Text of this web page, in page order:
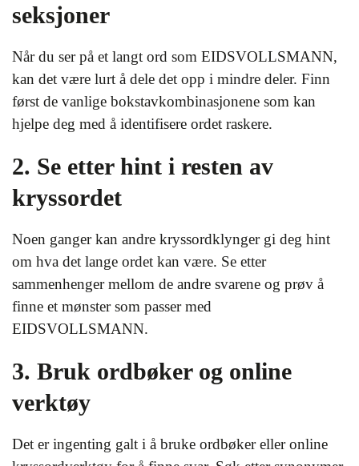
seksjoner
Når du ser på et langt ord som EIDSVOLLSMANN,
kan det være lurt å dele det opp i mindre deler. Finn
først de vanlige bokstavkombinasjonene som kan
hjelpe deg med å identifisere ordet raskere.
2. Se etter hint i resten av
kryssordet
Noen ganger kan andre kryssordklynger gi deg hint
om hva det lange ordet kan være. Se etter
sammenhenger mellom de andre svarene og prøv å
finne et mønster som passer med
EIDSVOLLSMANN.
3. Bruk ordbøker og online
verktøy
Det er ingenting galt i å bruke ordbøker eller online